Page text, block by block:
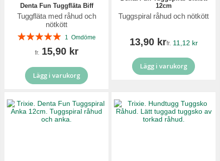
Denta Fun Tuggfläta Biff
Tuggfläta med råhud och
nötkött
Betyg:
1 Omdöme
fr. 15,90 kr
Lägg i varukorg
12cm
Tuggspiral råhud och nötkött
13,90 krfr. 11,12 kr
Lägg i varukorg